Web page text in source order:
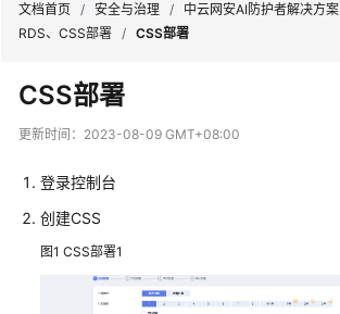
网
站
础
全
防
文档首页 / 安全与治理 / 中云网安AI防护者解决方案
RDS、CSS部署 / CSS部署
CSS部署
更新时间： 2023-08-09 GMT+08:00
登录控制台
创建CSS
图1 CSS部署1